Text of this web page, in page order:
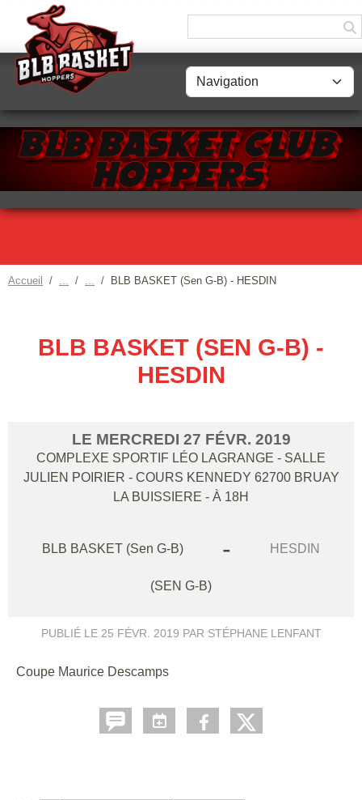
Accueil BLB BASKET (Sen G-B) - HESDIN
BLB BASKET (SEN G-B) -
HESDIN
LE MERCREDI 27 FÉVR. 2019
COMPLEXE SPORTIF LÉO LAGRANGE - SALLE
JULIEN POIRIER - COURS KENNEDY 62700 BRUAY
LA BUISSIERE - À 18H
BLB BASKET (Sen G-B) - HESDIN
(SEN G-B)
PUBLIÉ LE 25 FÉVR. 2019 PAR STÉPHANE LENFANT
Coupe Maurice Descamps
Panneau de gestion des cookies